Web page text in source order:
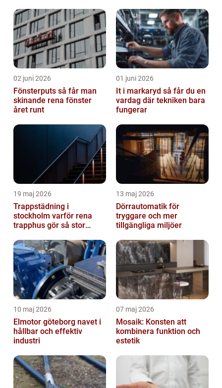
02 juni 2026
Fönsterputs så får man
skinande rena fönster
året runt
01 juni 2026
It i markaryd så får du en
vardag där tekniken bara
fungerar
19 maj 2026
Trappstädning i
stockholm varför rena
trapphus gör så stor
13 maj 2026
Dörrautomatik för
tryggare och mer
tillgängliga miljöer
10 maj 2026
Elmotor göteborg navet i
hållbar och effektiv
industri
07 maj 2026
Mosaik: Konsten att
kombinera funktion och
estetik